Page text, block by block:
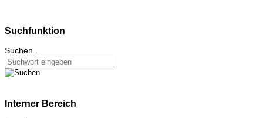
Suchfunktion
Suchen ...
Interner Bereich